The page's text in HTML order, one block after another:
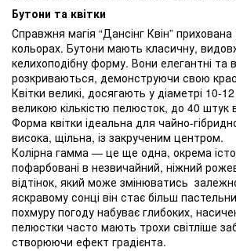
Бутони та квітки
Справжня магія “Дансінг Квін” прихована
кольорах. Бутони мають класичну,
келихоподібну форму. Вони елегантні та
розкриваються, демонструючи свою
Квітки великі, досягають у діаметрі 10-
великою кількістю пелюсток, до 40 штук в
Форма квітки ідеальна для чайно-
висока, щільна, із закрученим центром.
Колірна гамма — це ще одна, окрема
пофарбовані в незвичайний, ніжний
відтінок, який може змінюватись
яскравому сонці він стає більш
похмуру погоду набуває глибоких,
пелюстки часто мають трохи світліше
створюючи ефект градієнта.